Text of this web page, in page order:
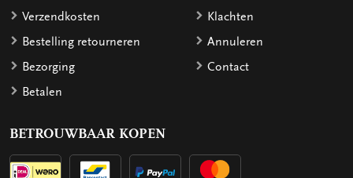
Verzendkosten
Bestelling retourneren
Bezorging
Betalen
Klachten
Annuleren
Contact
BETROUWBAAR KOPEN